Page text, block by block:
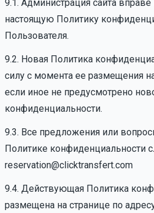
9.1. Администрация сайта
настоящую Политику
Пользователя.
9.2. Новая Политика
силу с момента ее размещения
если иное не предусмотрено
конфиденциальности.
9.3. Все предложения или
Политике конфиденциальности
reservation@clicktransfert.com
9.4. Действующая Политика
размещена на странице по